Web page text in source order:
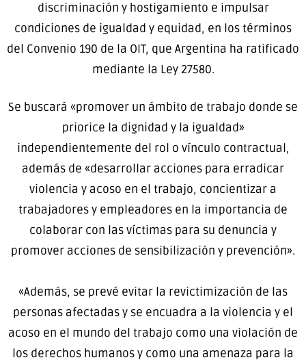
discriminación y hostigamiento e impulsar
condiciones de igualdad y equidad, en los términos
del Convenio 190 de la OIT, que Argentina ha ratificado
mediante la Ley 27580.
Se buscará «promover un ámbito de trabajo donde se
priorice la dignidad y la igualdad»
independientemente del rol o vínculo contractual,
además de «desarrollar acciones para erradicar
violencia y acoso en el trabajo, concientizar a
trabajadores y empleadores en la importancia de
colaborar con las víctimas para su denuncia y
promover acciones de sensibilización y prevención».
«Además, se prevé evitar la revictimización de las
personas afectadas y se encuadra a la violencia y el
acoso en el mundo del trabajo como una violación de
los derechos humanos y como una amenaza para la